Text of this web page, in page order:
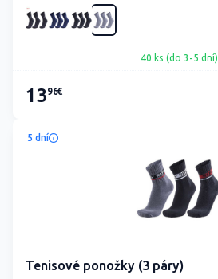
40 ks (do 3-5 dní)
1396€
5 dní
Tenisové ponožky (3 páry)